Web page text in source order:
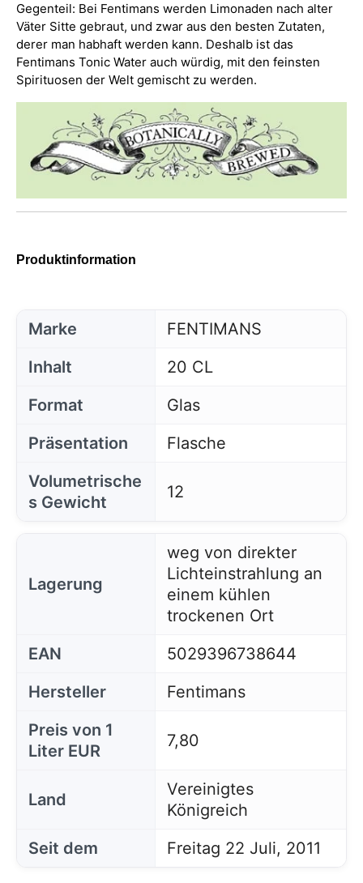
Gegenteil: Bei Fentimans werden Limonaden nach alter
Väter Sitte gebraut, und zwar aus den besten Zutaten,
derer man habhaft werden kann. Deshalb ist das
Fentimans Tonic Water auch würdig, mit den feinsten
Spirituosen der Welt gemischt zu werden.
Produktinformation
Marke
FENTIMANS
Inhalt
20 CL
Format
Glas
Präsentation
Flasche
Volumetrische
s Gewicht
12
Lagerung
weg von direkter
Lichteinstrahlung an
einem kühlen
trockenen Ort
EAN
5029396738644
Hersteller
Fentimans
Preis von 1
Liter EUR
7,80
Land
Vereinigtes
Königreich
Seit dem
Freitag 22 Juli, 2011